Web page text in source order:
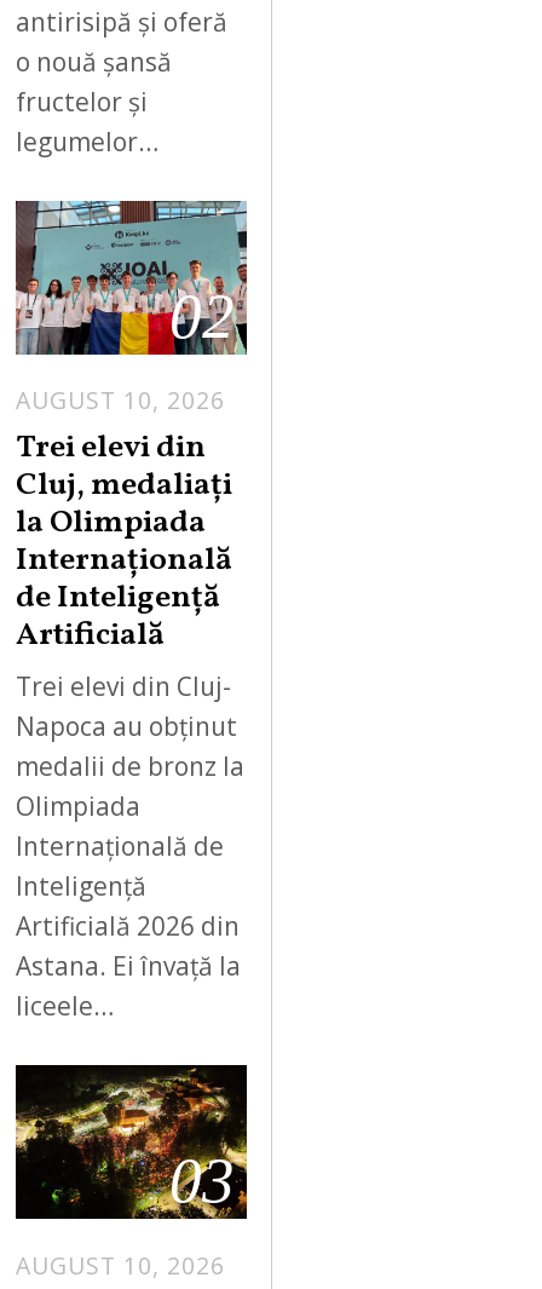
antirisipă și oferă
o nouă șansă
fructelor și
legumelor…
02
AUGUST 10, 2026
Trei elevi din
Cluj, medaliați
la Olimpiada
Internațională
de Inteligență
Artificială
Trei elevi din Cluj-
Napoca au obținut
medalii de bronz la
Olimpiada
Internațională de
Inteligență
Artificială 2026 din
Astana. Ei învață la
liceele…
03
AUGUST 10, 2026